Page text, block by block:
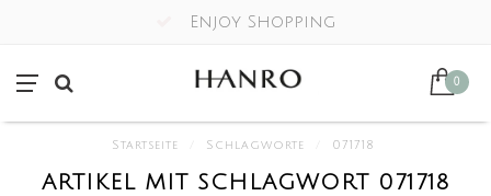
Enjoy Shopping
0
Startseite Schlagworte 071718
ARTIKEL MIT SCHLAGWORT 071718